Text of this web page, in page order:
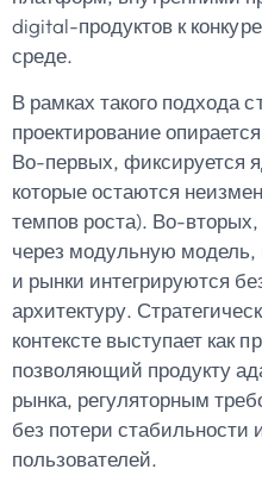
digital-продуктов к
среде.
В рамках такого подхода
проектирование
Во-первых, фиксируется
которые остаются
темпов роста). Во-
через модульную
и рынки интегрируются
архитектуру.
контексте выступает как
позволяющий продукту
рынка, регуляторным
без потери стабильности
пользователей.